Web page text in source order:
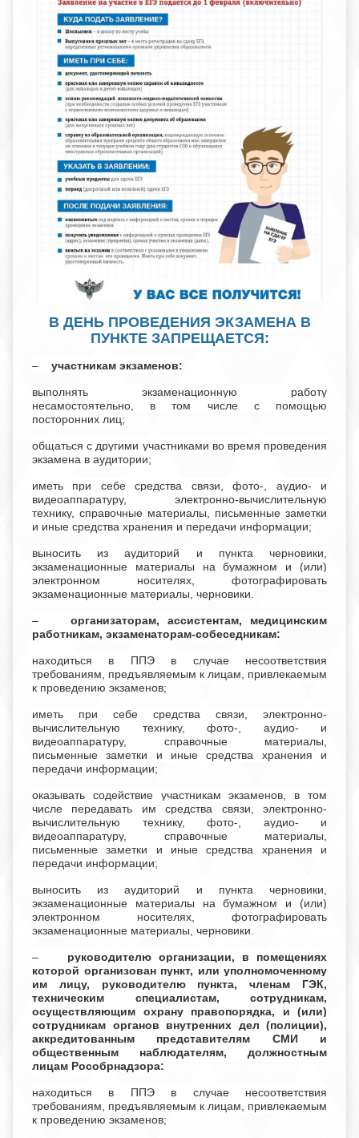
В ДЕНЬ ПРОВЕДЕНИЯ ЭКЗАМЕНА В
ПУНКТЕ ЗАПРЕЩАЕТСЯ:
– участникам экзаменов:
выполнять экзаменационную работу
несамостоятельно, в том числе с помощью
посторонних лиц;
общаться с другими участниками во время проведения
экзамена в аудитории;
иметь при себе средства связи, фото-, аудио- и
видеоаппаратуру, электронно-вычислительную
технику, справочные материалы, письменные заметки
и иные средства хранения и передачи информации;
выносить из аудиторий и пункта черновики,
экзаменационные материалы на бумажном и (или)
электронном носителях, фотографировать
экзаменационные материалы, черновики.
– организаторам, ассистентам, медицинским
работникам, экзаменаторам-собеседникам:
находиться в ППЭ в случае несоответствия
требованиям, предъявляемым к лицам, привлекаемым
к проведению экзаменов;
иметь при себе средства связи, электронно-
вычислительную технику, фото-, аудио- и
видеоаппаратуру, справочные материалы,
письменные заметки и иные средства хранения и
передачи информации;
оказывать содействие участникам экзаменов, в том
числе передавать им средства связи, электронно-
вычислительную технику, фото-, аудио- и
видеоаппаратуру, справочные материалы,
письменные заметки и иные средства хранения и
передачи информации;
выносить из аудиторий и пункта черновики,
экзаменационные материалы на бумажном и (или)
электронном носителях, фотографировать
экзаменационные материалы, черновики.
– руководителю организации, в помещениях
которой организован пункт, или уполномоченному
им лицу, руководителю пункта, членам ГЭК,
техническим специалистам, сотрудникам,
осуществляющим охрану правопорядка, и (или)
сотрудникам органов внутренних дел (полиции),
аккредитованным представителям СМИ и
общественным наблюдателям, должностным
лицам Рособрнадзора:
находиться в ППЭ в случае несоответствия
требованиям, предъявляемым к лицам, привлекаемым
к проведению экзаменов;